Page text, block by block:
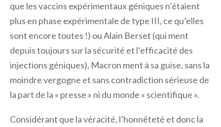
que les vaccins expérimentaux géniques n’étaient
plus en phase expérimentale de type III, ce qu’elles
sont encore toutes !) ou Alain Berset (qui ment
depuis toujours sur la sécurité et l’efficacité des
injections géniques), Macron ment à sa guise, sans la
moindre vergogne et sans contradiction sérieuse de
la part de la « presse » ni du monde « scientifique ».
Considérant que la véracité, l’honnêteté et donc la